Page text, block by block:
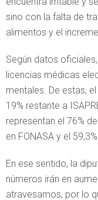
sino con la falta de
alimentos y el
Según datos
licencias médicas
mentales. De estas,
19% restante a
representan el 76%
en FONASA y el
En ese sentido, la
números irán en
atravesamos, por lo